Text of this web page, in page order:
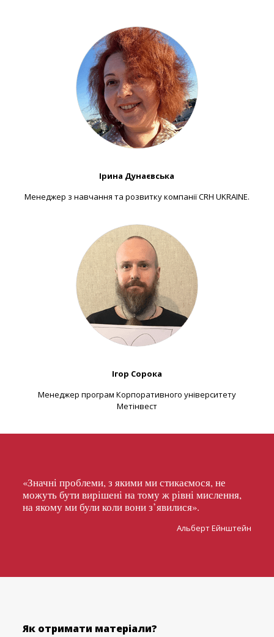
Ірина Дунаєвська
Менеджер з навчання та розвитку компанії CRH UKRAINE.
Ігор Сорока
Менеджер програм Корпоративного університету
Метінвест
«Значні проблеми, з якими ми стикаємося, не
можуть бути вирішені на тому ж рівні мислення,
на якому ми були коли вони з’явилися».
Альберт Ейнштейн
Як отримати матеріали?